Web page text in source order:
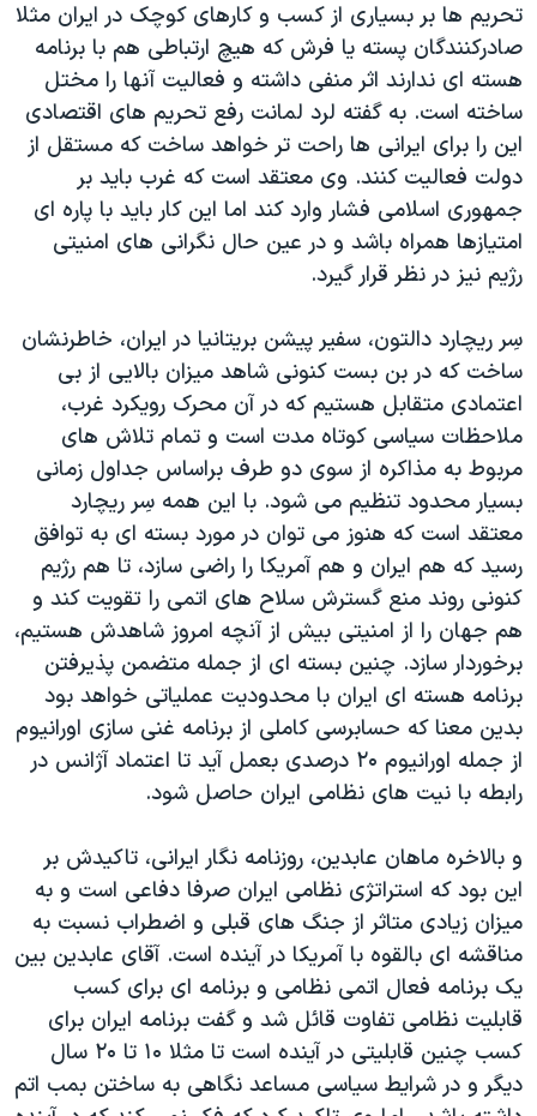
تحريم ها بر بسياری از کسب و کارهای کوچک در ايران مثلا
صادرکنندگان پسته يا فرش که هيچ ارتباطی هم با برنامه
هسته ای ندارند اثر منفی داشته و فعاليت آنها را مختل
ساخته است. به گفته لرد لمانت رفع تحريم های اقتصادی
اين را برای ايرانی ها راحت تر خواهد ساخت که مستقل از
دولت فعاليت کنند. وی معتقد است که غرب بايد بر
جمهوری اسلامی فشار وارد کند اما اين کار بايد با پاره ای
امتيازها همراه باشد و در عين حال نگرانی های امنيتی
رژيم نيز در نظر قرار گيرد.
سِر ريچارد دالتون، سفير پيشن بريتانيا در ايران، خاطرنشان
ساخت که در بن بست کنونی شاهد ميزان بالايی از بی
اعتمادی متقابل هستيم که در آن محرک رويکرد غرب،
ملاحظات سياسی کوتاه مدت است و تمام تلاش های
مربوط به مذاکره از سوی دو طرف براساس جداول زمانی
بسيار محدود تنظيم می شود. با اين همه سِر ريچارد
معتقد است که هنوز می توان در مورد بسته ای به توافق
رسيد که هم ايران و هم آمريکا را راضی سازد، تا هم رژيم
کنونی روند منع گسترش سلاح های اتمی را تقويت کند و
هم جهان را از امنيتی بيش از آنچه امروز شاهدش هستيم،
برخوردار سازد. چنين بسته ای از جمله متضمن پذيرفتن
برنامه هسته ای ايران با محدوديت عملياتی خواهد بود
بدين معنا که حسابرسی کاملی از برنامه غنی سازی اورانيوم
از جمله اورانيوم ۲۰ درصدی بعمل آيد تا اعتماد آژانس در
رابطه با نيت های نظامی ايران حاصل شود.
و بالاخره ماهان عابدين، روزنامه نگار ايرانی، تاکيدش بر
اين بود که استراتژی نظامی ايران صرفا دفاعی است و به
ميزان زيادی متاثر از جنگ های قبلی و اضطراب نسبت به
مناقشه ای بالقوه با آمريکا در آينده است. آقای عابدين بين
يک برنامه فعال اتمی نظامی و برنامه ای برای کسب
قابليت نظامی تفاوت قائل شد و گفت برنامه ايران برای
کسب چنين قابليتی در آينده است تا مثلا ۱۰ تا ۲۰ سال
ديگر و در شرايط سياسی مساعد نگاهی به ساختن بمب اتم